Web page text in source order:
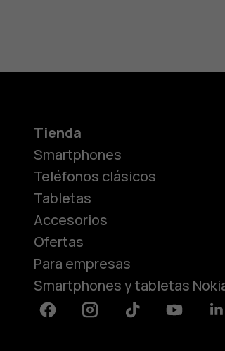
Tienda
Smartphones
Teléfonos clásicos
Tabletas
Accesorios
Ofertas
Para empresas
Smartphones y tabletas
FacebookInstagramTiktok Youtube